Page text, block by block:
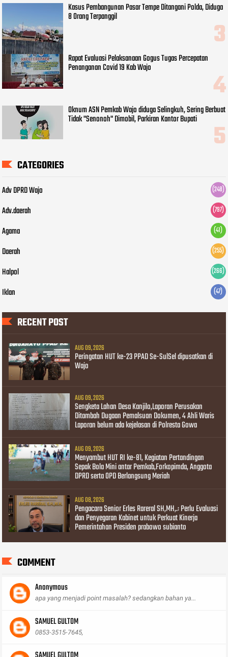
Kasus Pembangunan Pasar Tempe Ditangani Polda, Diduga
8 Orang Terpanggil
Rapat Evaluasi Pelaksanaan Gogus Tugas Percepatan
Penanganan Covid 19 Kab Wajo
Oknum ASN Pemkab Wajo diduga Selingkuh, Sering Berbuat
Tidak "Senonoh" Dimobil, Parkiran Kantor Bupati
CATEGORIES
Adv DPRD Wajo (248)
Adv.daerah (797)
Agama (41)
Daerah (255)
Halpol (266)
Iklan (47)
RECENT POST
AUG 09, 2026
Peringatan HUT ke-23 PPAD Se-SulSel dipusatkan di
Wajo
AUG 09, 2026
Sengketa Lahan Desa Kanjilo,Laporan Perusakan
Ditambah Dugaan Pemalsuan Dokumen, 4 Ahli Waris
Laporan belum ada kejelasan di Polresta Gowa
AUG 09, 2026
Menyambut HUT RI ke-81, Kegiatan Pertandingan
Sepak Bola Mini antar Pemkab,Forkopimda, Anggota
DPRD serta OPD Berlangsung Meriah
AUG 08, 2026
Pengacara Senior Erles Rareral SH,MH,.: Perlu Evaluasi
dan Penyegaran Kabinet untuk Perkuat Kinerja
Pemerintahan Presiden prabowo subianto
COMMENT
Anonymous
apa yang menjadi point masalah? sedangkan bahan ya...
SAMUEL GULTOM
0853-3515-7645,